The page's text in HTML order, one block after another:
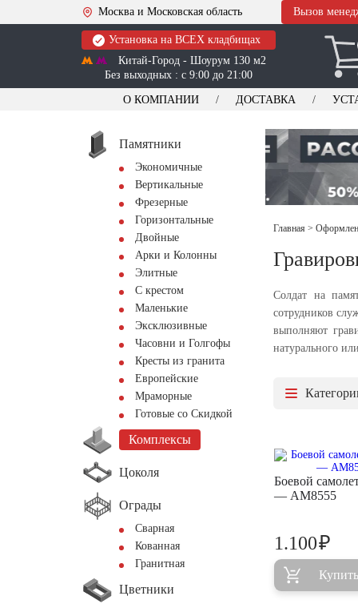
Москва и Московская область Вызов
Установка на ВСЕХ кладбищах
Китай-Город - Шоурум 130 м2
Без выходных : с 9:00 до 21:00
О КОМПАНИИ ДОСТАВКА
Памятники
Экономичные
Вертикальные
Фрезерные
Горизонтальные
Двойные
Арки и Колонны
Элитные
С крестом
Маленькие
Эксклюзивные
Часовни и Голгофы
Кресты из гранита
Европейские
Мраморные
Готовые со Скидкой
Комплексы
Цоколя
Ограды
Сварная
Кованная
Гранитная
Цветники
Главная >
Солдат на
сотрудников
выполняют
натурального
Боевой
— AM8555
1.100₽
Купить